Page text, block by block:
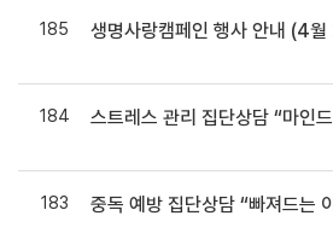
185
184
183